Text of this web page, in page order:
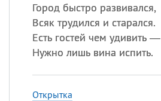
Город быстро развивался,
Всяк трудился и старался.
Есть гостей чем удивить —
Нужно лишь вина испить.
Открытка